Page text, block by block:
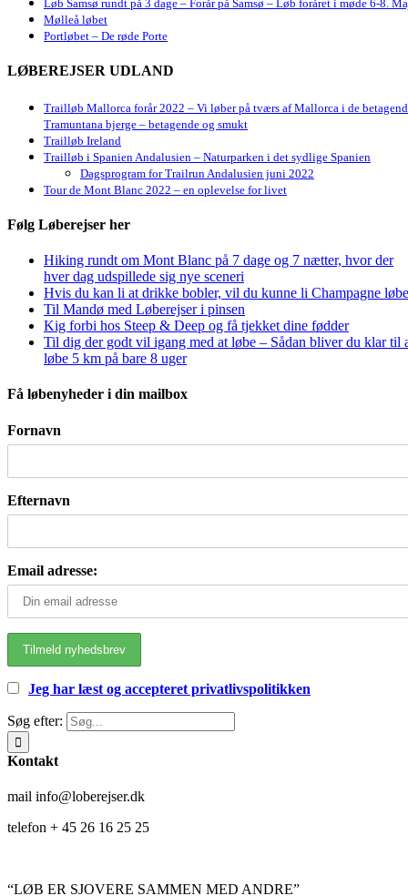
Løb Samsø rundt på 3 dage – Forår på Samsø – Løb foråret i møde 6-8.
Mølleå løbet
Portløbet – De røde Porte
LØBEREJSER UDLAND
Trailløb Mallorca forår 2022 – Vi løber på tværs af Mallorca i de
Tramuntana bjerge – betagende og smukt
Trailløb Ireland
Trailløb i Spanien Andalusien – Naturparken i det sydlige Spanien
Dagsprogram for Trailrun Andalusien juni 2022
Tour de Mont Blanc 2022 – en oplevelse for livet
Følg Løberejser her
Hiking rundt om Mont Blanc på 7 dage og 7 nætter, hvor der
hver dag udspillede sig nye sceneri
Hvis du kan li at drikke bobler, vil du kunne li Champagne
Til Mandø med Løberejser i pinsen
Kig forbi hos Steep & Deep og få tjekket dine fødder
Til dig der godt vil igang med at løbe – Sådan bliver du klar til
løbe 5 km på bare 8 uger
Få løbenyheder i din mailbox
Fornavn
Efternavn
Email adresse:
Jeg har læst og accepteret privatlivspolitikken
Søg efter:
Kontakt
mail info@loberejser.dk
telefon + 45 26 16 25 25
“LØB ER SJOVERE SAMMEN MED ANDRE”